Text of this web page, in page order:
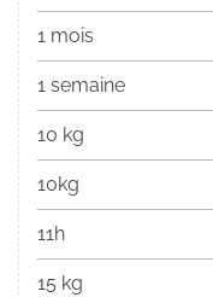
1 mois
1 semaine
10 kg
10kg
11h
15 kg